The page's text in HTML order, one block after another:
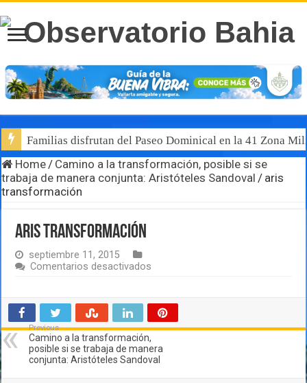
Familias disfrutan del Paseo Dominical en la 41 Zona
Home/ Camino a la transformación, posible si se
trabaja de manera conjunta: Aristóteles Sandoval / aris
transformación
aris transformación
septiembre 11, 2015
Comentarios desactivados
Previous
Camino a la transformación,
posible si se trabaja de manera
conjunta: Aristóteles Sandoval